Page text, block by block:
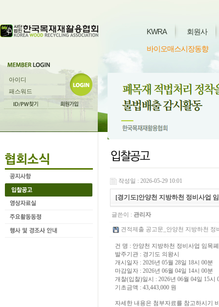
KWRA 회원사
바이오매스시장동향
작성일 : 2026-05-29 10:01
[경기도]안양천 지방하천 정비사업
글쓴이 : 관리자
견적제출 공고문_안양천 지방하천
건 명 : 안양천 지방하천 정비사업 임목
발주기관 : 경기도 의왕시
개시일자 : 2026년 05월 28일 18시 00분
마감일자 : 2026년 06월 04일 14시 00분
개찰(입찰)일시 : 2026년 06월 04일 15시
기초금액 : 43,443,000 원
자세한 내용은 첨부자료를 참고하시기